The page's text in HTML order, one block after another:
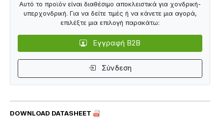
DOWNLOAD DATASHEET
Αυτό το προϊόν είναι διαθέσιμο αποκλειστικά για χονδρική-
υπερχονδρική. Για να δείτε τιμές ή να κάνετε μια αγορά,
επιλέξτε μια επιλογή παρακάτω:
Εγγραφή B2B
Σύνδεση